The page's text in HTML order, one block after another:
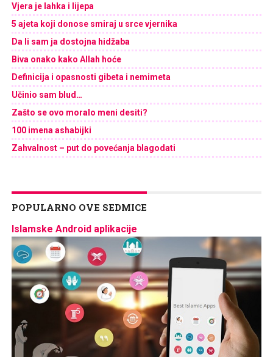
Vjera je lahka i lijepa
5 ajeta koji donose smiraj u srce vjernika
Da li sam ja dostojna hidžaba
Biva onako kako Allah hoće
Definicija i opasnosti gibeta i nemimeta
Učinio sam blud…
Zašto se ovo moralo meni desiti?
100 imena ashabijki
Zahvalnost – put do povećanja blagodati
POPULARNO OVE SEDMICE
Islamske Android aplikacije